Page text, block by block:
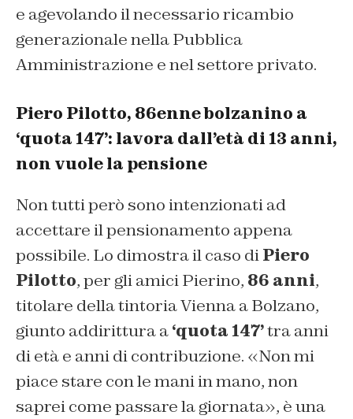
e agevolando il necessario ricambio
generazionale nella Pubblica
Amministrazione e nel settore privato.
Piero Pilotto, 86enne bolzanino a
‘quota 147’: lavora dall’età di 13 anni,
non vuole la pensione
Non tutti però sono intenzionati ad
accettare il pensionamento appena
possibile. Lo dimostra il caso diPiero
Pilotto, per gli amici Pierino, 86 anni,
titolare della tintoria Vienna a Bolzano,
giunto addirittura a‘quota 147’tra anni
di età e anni di contribuzione. «Non mi
piace stare con le mani in mano, non
saprei come passare la giornata», è una